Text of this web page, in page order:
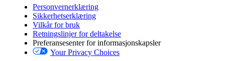
Utgave
Personvernerklæring
Sikkerhetserklæring
Vilkår for bruk
Retningslinjer for deltakelse
Preferansesenter for informasjonskapsler
Your Privacy Choices